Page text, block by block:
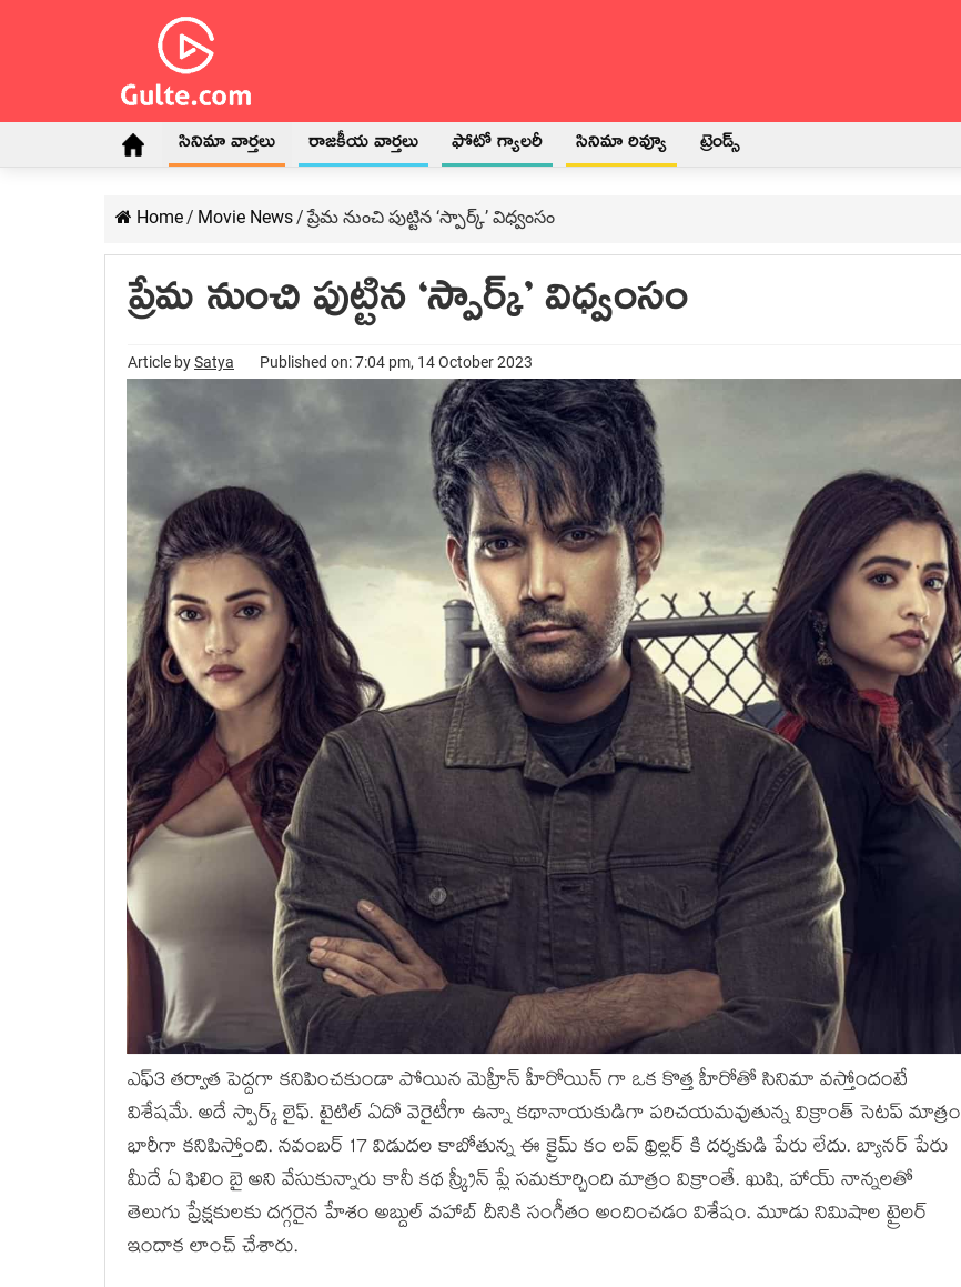
సినిమా వార్తలు రాజకీయ వార్తలు ఫోటో గ్యాలరీ సినిమా రివ్యూ ట్రెండ్స్
Home/ Movie News/ ప్రేమ నుంచి పుట్టిన ‘స్పార్క్’ విధ్వంసం
ప్రేమ నుంచి పుట్టిన ‘స్పార్క్’ విధ్వంసం
Article bySatya Published on: 7:04 pm, 14 October 2023
ఎఫ్3 తర్వాత పెద్దగా కనిపించకుండా పోయిన మెహ్రీన్ హీరోయిన్ గా ఒక కొత్త హీరోతో సినిమా వస్తోందంటే
విశేషమే. అదే స్పార్క్ లైఫ్. టైటిల్ ఏదో వెరైటీగా ఉన్నా కథానాయకుడిగా పరిచయమవుతున్న విక్రాంత్ సెటప్ మాత్రం
భారీగా కనిపిస్తోంది. నవంబర్ 17 విడుదల కాబోతున్న ఈ క్రైమ్ కం లవ్ థ్రిల్లర్ కి దర్శకుడి పేరు లేదు. బ్యానర్ పేరు
మీదే ఏ ఫిలిం బై అని వేసుకున్నారు కానీ కథ స్క్రీన్ ప్లే సమకూర్చింది మాత్రం విక్రాంతే. ఖుషి, హాయ్ నాన్నలతో
తెలుగు ప్రేక్షకులకు దగ్గరైన హేశం అబ్దుల్ వహాబ్ దీనికి సంగీతం అందించడం విశేషం. మూడు నిమిషాల ట్రైలర్
ఇందాక లాంచ్ చేశారు.